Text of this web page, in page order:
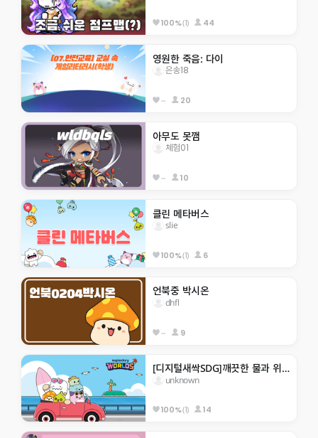
100%(1) 44
영원한 죽음: 다이
은송18
-- 20
아무도 못깸
체험01
-- 10
클린 메타버스
slie
100%(1) 6
언북중 박시온
dhfl
-- 9
[디지털새싹SDG]깨끗한 물과 위생
unknown
100%(1) 14